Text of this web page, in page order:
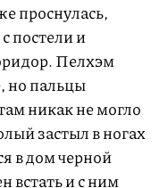
проснулась,
постели и
Пелхэм
но пальцы
никак не могло
застыл в ногах
в дом черной
встать и с ним